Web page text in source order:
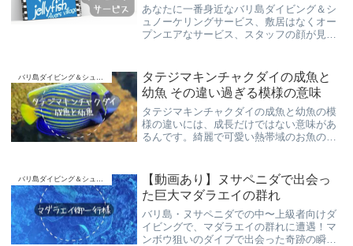
ス(*^^)v
あなたに一番身近なバリ島ダイビング＆シ
ュノーケリングサービス、敷居はなくオー
プンエアなサービス、スタッフの顔が見
楽しく“スローダイブ”でご案内しておりま
す！
タテジマキンチャクダイの成魚と
幼魚 その違い過ぎる模様の意味
タテジマキンチャクダイの成魚と幼魚の模
様の違いには、成長だけではない意味があ
るんです。綺麗で可愛い熱帯域のお魚の生
でご覧頂けます。スローダイブでご案内致
します。
バリ島ダイビング＆シュノーケリング
【動画あり】ヌサペニダで出会っ
た巨大マダラエイの群れ
バリ島・ヌサペニダでの中〜上級者向けダ
イビングで、マダラエイの群れに遭遇！マ
ンボウ狙いのダイブで出会った奇跡の瞬間